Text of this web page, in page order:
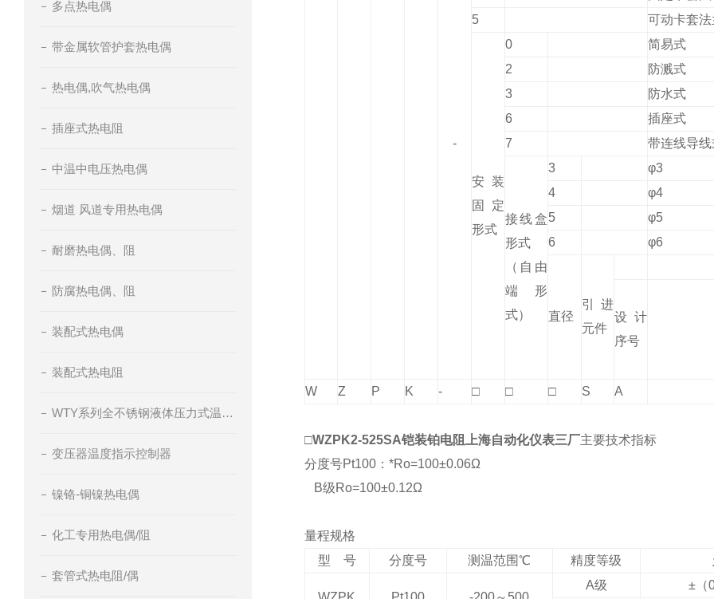
多点热电偶
带金属软管护套热电偶
热电偶,吹气热电偶
插座式热电阻
中温中电压热电偶
烟道 风道专用热电偶
耐磨热电偶、阻
防腐热电偶、阻
装配式热电偶
装配式热电阻
WTY系列全不锈钢液体压力式温度计
变压器温度指示控制器
镍铬-铜镍热电偶
化工专用热电偶/阻
套管式热电阻/偶
-
5
可动卡套法
安装
固定
形式
0
简易式
2
防溅式
3
防水式
6
插座式
7
带连线导线
接线盒
形式
（自由
端形
式）
3
φ3
4
φ4
5
φ5
6
φ6
直径
引进
元件
设计
序号
W Z P K - □ □ □ S A
□WZPK2-525SA铠装铂电阻上海自动化仪表三厂主要技术指标
分度号Pt100：*Ro=100±0.06Ω
B级Ro=100±0.12Ω
量程规格
型 号
分度号 测温范围℃ 精度等级
A级 ±